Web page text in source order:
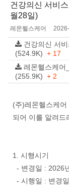
건강의신 서비
월28일)
레몬헬스케어
건강의신 서
(524.9K) + 17
레몬헬스케어
(255.9K) + 2
(주)레몬헬스케
되어 이를 알려드
1. 시행시기
- 변경일 : 2026
- 시행일 : 변경